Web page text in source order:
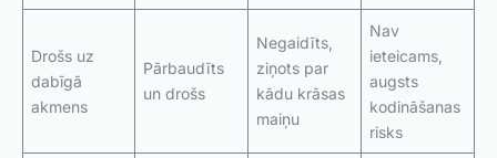
Drošs uz
dabīgā
akmens
Pārbaudīts
un drošs
Negaidīts,
ziņots par
kādu krāsas
maiņu
Nav
ieteicams,
augsts
kodināšanas
risks